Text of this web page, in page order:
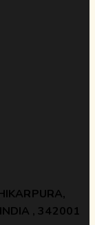
, 342001